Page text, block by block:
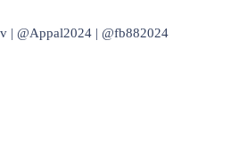
| @Appal2024 | @fb882024